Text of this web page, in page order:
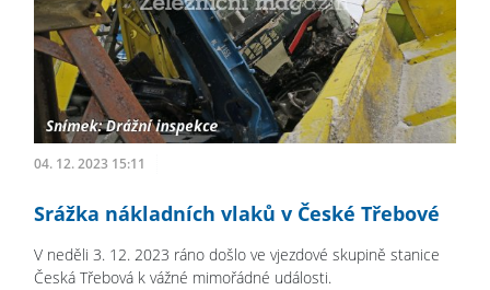
04. 12. 2023 15:11
Srážka nákladních vlaků v České Třebové
V neděli 3. 12. 2023 ráno došlo ve vjezdové skupině stanice
Česká Třebová k vážné mimořádné události.